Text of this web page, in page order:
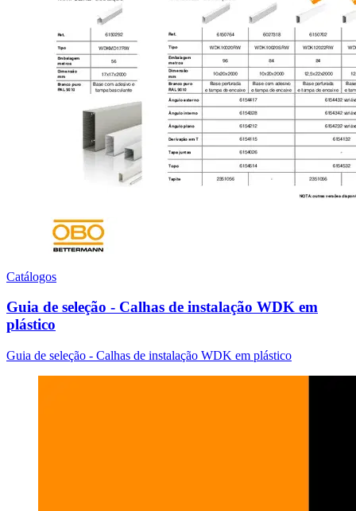
Catálogos
Guia de seleção - Calhas de instalação WDK em
plástico
Guia de seleção - Calhas de instalação WDK em plástico